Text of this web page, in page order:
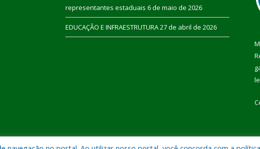
representantes estaduais 6 de maio de 2026
EDUCAÇÃO E INFRAESTRUTURA27 de abril de 2026